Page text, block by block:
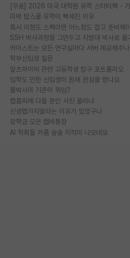
미박 탑스쿨 유학이 빡세진 이유
혹시 이정도 스펙이면 어느정도 잡고 준비해
카이스트는 모든 연구실마다 서버 제공해주
학부신입생 질문
알츠하이머 관련 고등학생 탐구 포트폴리오
입학도 안한 신입생이 원래 관심을 받나요
물박사의 기준이 뭐임?
랩홈피에 다들 본인 사진 올리냐
신생랩가지말라는 이유가 있었구나
장학금 모은 랩비통장
AI 학회들 거품 슬슬 지적이 나오네요